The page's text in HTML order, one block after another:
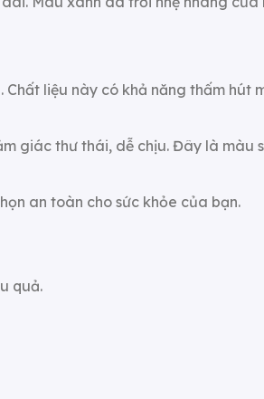
liệu này có khả năng thấm hút
giác thư thái, dễ chịu. Đây là màu
an toàn cho sức khỏe của bạn.
quả.